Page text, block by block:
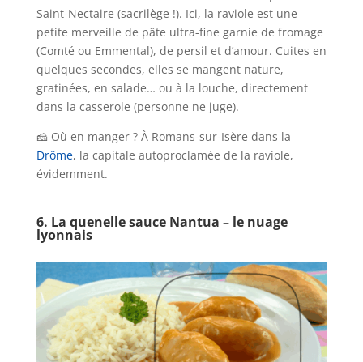
Saint-Nectaire (sacrilège !). Ici, la raviole est une
petite merveille de pâte ultra-fine garnie de fromage
(Comté ou Emmental), de persil et d’amour. Cuites en
quelques secondes, elles se mangent nature,
gratinées, en salade… ou à la louche, directement
dans la casserole (personne ne juge).
🧀 Où en manger ? À Romans-sur-Isère dans la
Drôme, la capitale autoproclamée de la raviole,
évidemment.
6. La quenelle sauce Nantua – le nuage
lyonnais